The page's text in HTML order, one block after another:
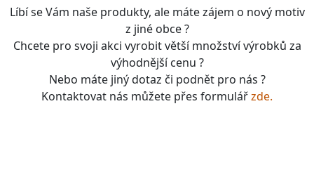
Líbí se Vám naše produkty, ale máte zájem o nový motiv
z jiné obce ?
Chcete pro svoji akci vyrobit větší množství výrobků za
výhodnější cenu ?
Nebo máte jiný dotaz či podnět pro nás ?
Kontaktovat nás můžete přes formulářzde.